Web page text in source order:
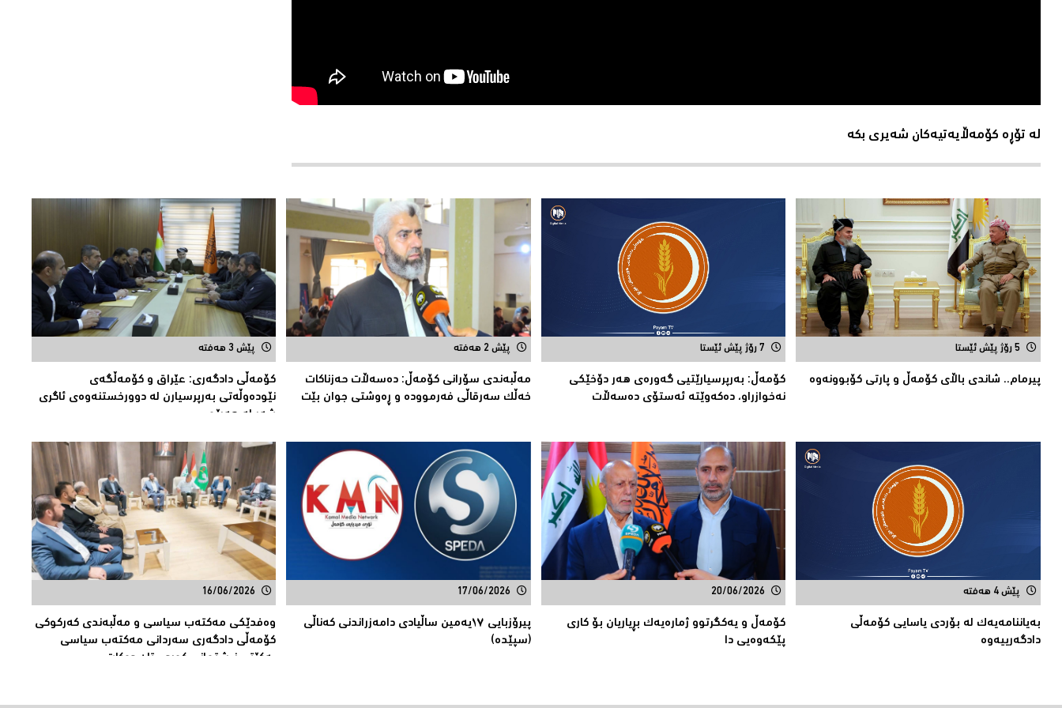
لە تۆڕە کۆمەڵایەتیەکان شەیری بکە
5 رۆژ پێش ئێستا
پیرمام.. شاندی باڵای كۆمه‌ڵ و پارتی كۆبوونه‌وه‌
7 رۆژ پێش ئێستا
كۆمەڵ: بەرپرسیارێتیی گەورەی هەر دۆخێکی
نەخوازراو، دەكەوێتە ئەستۆی دەسەڵات
پێش 2 هەفتە
مەڵبەندى سۆرانى کۆمەڵ: دەسەڵات حەزناکات
خەڵک سەرقاڵى فەرموودە و ڕەوشتى جوان بێت
پێش 3 هەفتە
کۆمەڵى دادگەرى: عێراق و كۆمەڵگەی
نێودەوڵەتی بەرپرسیارن لە دوورخستنەوەى ئاگری
شەڕ لە هەرێم
پێش 4 هەفتە
بەیاننامەیەک لە بۆردی یاسایی کۆمەڵی
دادگەرییەوە
20/06/2026
كۆمەڵ و یەكگرتوو ژمارەیەك بڕیاریان بۆ كاری
پێكەوەیی دا
17/06/2026
پیرۆزبایی ١٧یەمین ساڵیادی دامەزراندنی کەناڵی
(سپێدە)
16/06/2026
وەفدێکی مەکتەب سیاسی و مەڵبەندی کەرکوکی
کۆمەڵی دادگەری سەردانی مەکتەب سیاسی
یەکێتی نیشتمانی کوردستان دەکات